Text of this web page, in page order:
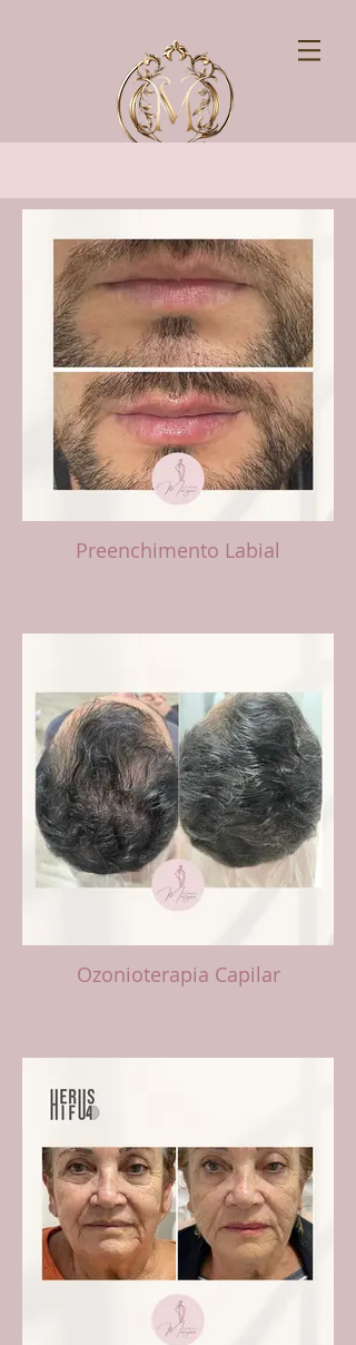
Preenchimento Labial
Ozonioterapia Capilar